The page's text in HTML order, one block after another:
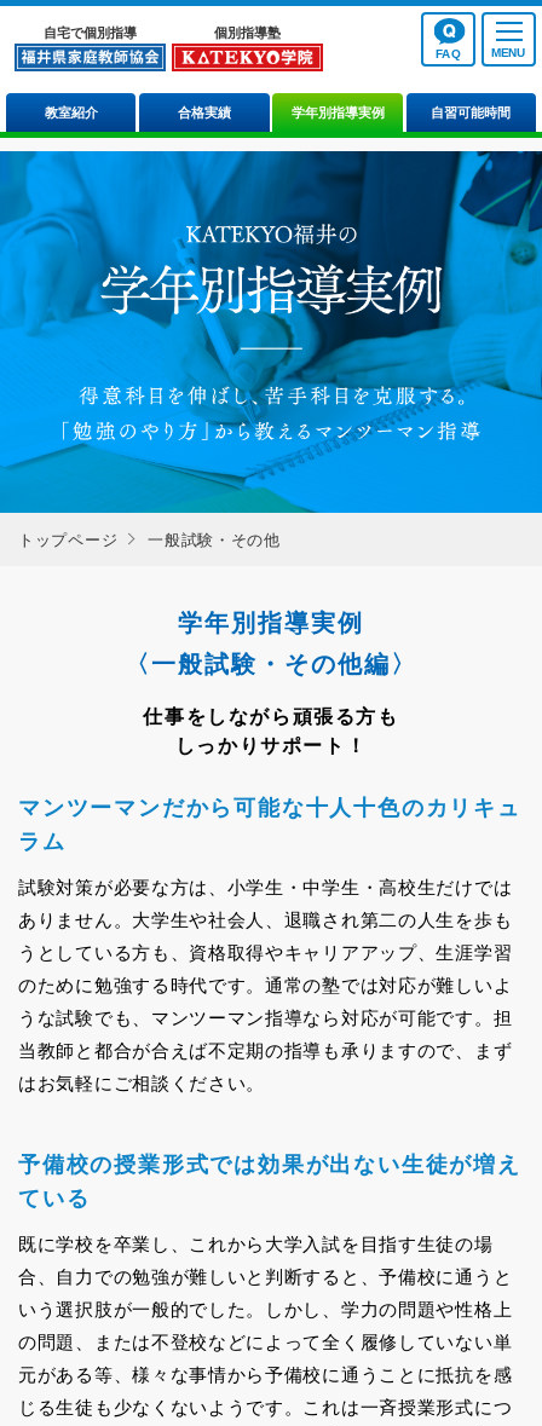
自宅で個別指導 個別指導塾
学年別指導実例
教室紹介 合格実績 自習可能時間
FAQ
トップページ 一般試験・その他
学年別指導実例
〈一般試験・その他編〉
仕事をしながら頑張る方も
しっかりサポート！
マンツーマンだから可能な十人十色のカリキュ
ラム
試験対策が必要な方は、小学生・中学生・高校生だけでは
ありません。大学生や社会人、退職され第二の人生を歩も
うとしている方も、資格取得やキャリアアップ、生涯学習
のために勉強する時代です。通常の塾では対応が難しいよ
うな試験でも、マンツーマン指導なら対応が可能です。担
当教師と都合が合えば不定期の指導も承りますので、まず
はお気軽にご相談ください。
予備校の授業形式では効果が出ない生徒が増え
ている
既に学校を卒業し、これから大学入試を目指す生徒の場
合、自力での勉強が難しいと判断すると、予備校に通うと
いう選択肢が一般的でした。しかし、学力の問題や性格上
の問題、または不登校などによって全く履修していない単
元がある等、様々な事情から予備校に通うことに抵抗を感
じる生徒も少なくないようです。これは一斉授業形式につ